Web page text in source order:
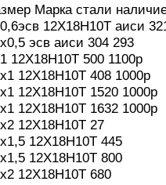
Марка стали
12Х18Н10Т аиси
эсв аиси 304 293
12Х18Н10Т 500 1100р
12Х18Н10Т 408 1000р
12Х18Н10Т 1520 1000р
12Х18Н10Т 1632 1000р
12Х18Н10Т 27
12Х18Н10Т 445
12Х18Н10Т 800
12Х18Н10Т 680